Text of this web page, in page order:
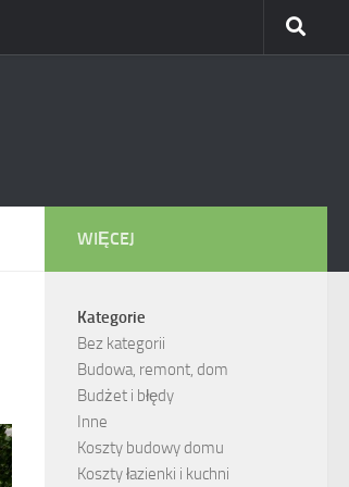
WIĘCEJ
Kategorie
Bez kategorii
Budowa, remont, dom
Budżet i błędy
Inne
Koszty budowy domu
Koszty łazienki i kuchni